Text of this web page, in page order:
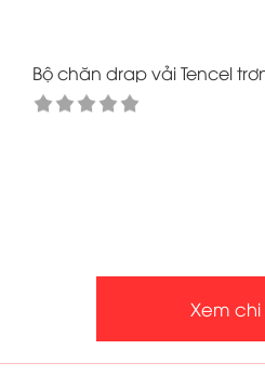
Bộ chăn drap vải Tencel
Xem